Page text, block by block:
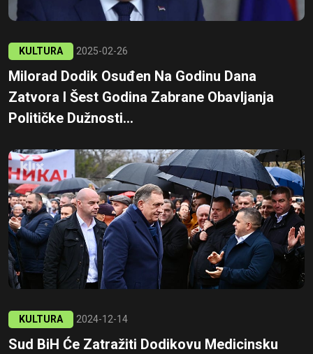
KULTURA 2025-02-26
Milorad Dodik Osuđen Na Godinu Dana
Zatvora I Šest Godina Zabrane Obavljanja
Političke Dužnosti...
KULTURA 2024-12-14
Sud BiH Će Zatražiti Dodikovu Medicinsku